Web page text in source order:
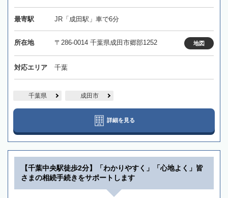
最寄駅 JR「成田駅」車で6分
所在地 〒286-0014 千葉県成田市郷部1252 地図
対応エリア 千葉
千葉県 成田市
詳細を見る
【千葉中央駅徒歩2分】「わかりやすく」「心地よく」皆
さまの相続手続きをサポートします